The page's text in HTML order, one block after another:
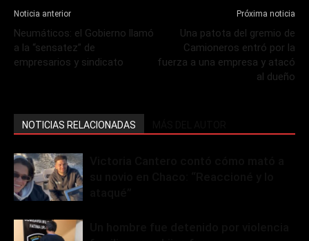
Noticia anterior
Neumáticos: el Gobierno llamó
a la “sensatez” de
empresarios y sindicato
Próxima noticia
Una patota del gremio de
Camioneros entró por la
fuerza a una empresa y atacó
al dueño
NOTICIAS RELACIONADAS